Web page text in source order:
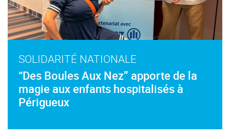
SOLIDARITÉ NATIONALE
“Des Boules Aux Nez” apporte de la
magie aux enfants hospitalisés à
Périgueux